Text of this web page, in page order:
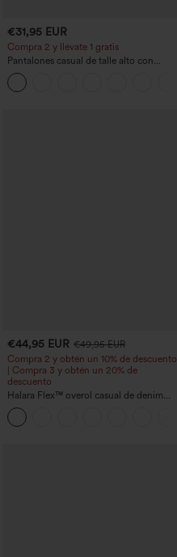
€31,95 EUR
Compra 2 y llévate 1 gratis
Pantalones casual de talle alto con
cordón, pernera ancha, en mezcla de
lino y con bolsillos
€44,95 EUR €49,95 EUR
Compra 2 y obtén un 10% de descuento
| Compra 3 y obtén un 20% de
descuento
Halara Flex™ overol casual de denim
lavado con escote en V y bolsillos